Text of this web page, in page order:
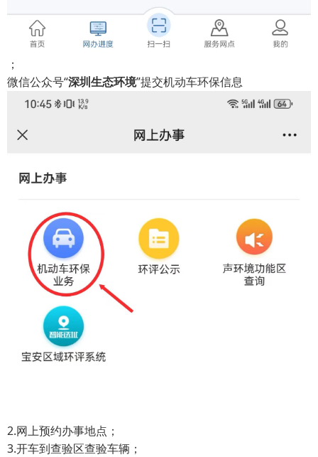
；
微信公众号“深圳生态环境”提交机动车环保信息
2.网上预约办事地点；
3.开车到查验区查验车辆；